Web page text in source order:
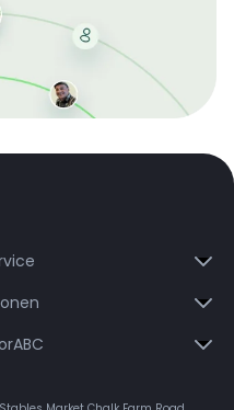
schnelle Lieferung und